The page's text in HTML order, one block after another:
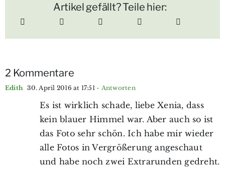
Artikel gefällt? Teile hier:
2 Kommentare
Edith 30. April 2016 at 17:51 - Antworten
Es ist wirklich schade, liebe Xenia, dass
kein blauer Himmel war. Aber auch so ist
das Foto sehr schön. Ich habe mir wieder
alle Fotos in Vergrößerung angeschaut
und habe noch zwei Extrarunden gedreht.